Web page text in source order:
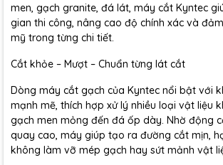
men, gạch granite, đá lát, máy cắt Kyntec
gian thi công, nâng cao độ chính xác và
mỹ trong từng chi tiết.
Cắt khỏe – Mượt – Chuẩn từng lát cắt
Dòng máy cắt gạch của Kyntec nổi bật với
mạnh mẽ, thích hợp xử lý nhiều loại vật liệu
gạch men mỏng đến đá ốp dày. Nhờ động
quay cao, máy giúp tạo ra đường cắt mịn,
không làm vỡ mép gạch hay sứt mảnh vật